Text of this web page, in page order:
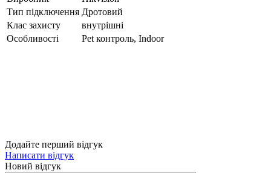
Тип підключення Дротовий
Клас захисту
внутрішні
Особливості
Pet контроль, Indoor
Додайте перший відгук
Написати відгук
Новий відгук